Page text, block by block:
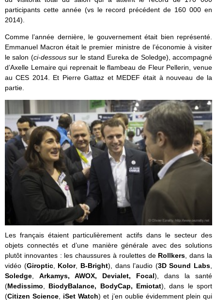
participants cette année (vs le record précédent de 160 000 en
2014).
Comme l’année dernière, le gouvernement était bien représenté.
Emmanuel Macron était le premier ministre de l’économie à visiter
le salon (ci-dessoussur le stand Eureka de Soledge), accompagné
d’Axelle Lemaire qui reprenait le flambeau de Fleur Pellerin, venue
au CES 2014. Et Pierre Gattaz et MEDEF était à nouveau de la
partie.
Les français étaient particulièrement actifs dans le secteur des
objets connectés et d’une manière générale avec des solutions
plutôt innovantes : les chaussures à roulettes de Rollkers , dans la
vidéo (Giroptic, Kolor, B-Bright), dans l’audio (3D Sound Labs
Soledge
Arkamys, AWOX, Devialet, Focal), dans la santé
(Medissimo BiodyBalance, BodyCap, Emiotat), dans le sport
(Citizen Science iSet Watch) et j’en oublie évidemment plein qui